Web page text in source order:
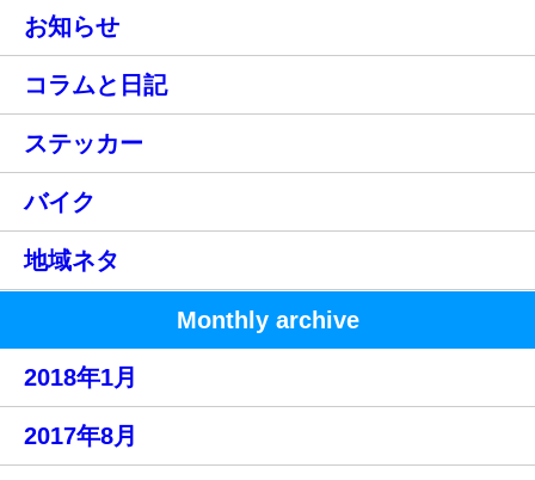
お知らせ
コラムと日記
ステッカー
バイク
地域ネタ
Monthly archive
2018年1月
2017年8月